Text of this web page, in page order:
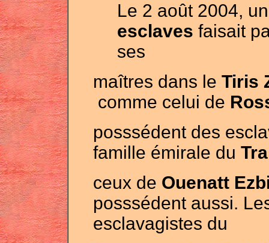
Le 2 août 2004,
esclaves faisait
ses
maîtres dans le Tiris
comme celui de
posssédent des
famille émirale du
ceux de Ouenatt
posssédent aussi.
esclavagistes du